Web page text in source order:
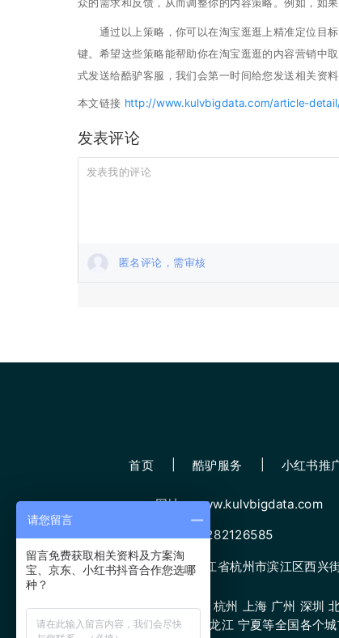
通过以上策略，你可以在淘宝逛逛上精准定位目标
键。希望这些策略能帮助你在淘宝逛逛的内容营销中
式发送给酷驴客服，我们会第一时间给您发送相关资料
本文链接 http://www.kulvbigdata.com/article-
发表评论
匿名评论，需审核
网址：www.kulvbigdata.com
微信：13282126585
地址：浙江省杭州市滨江区西兴
服务城市：杭州 上海 广州 深圳
原 甘肃 黑龙江 宁夏等全国各个
首页 酷驴服务 小红书推
请您留言
留言免费获取相关资料及方案淘
宝、京东、小红书抖音合作您选哪
种？